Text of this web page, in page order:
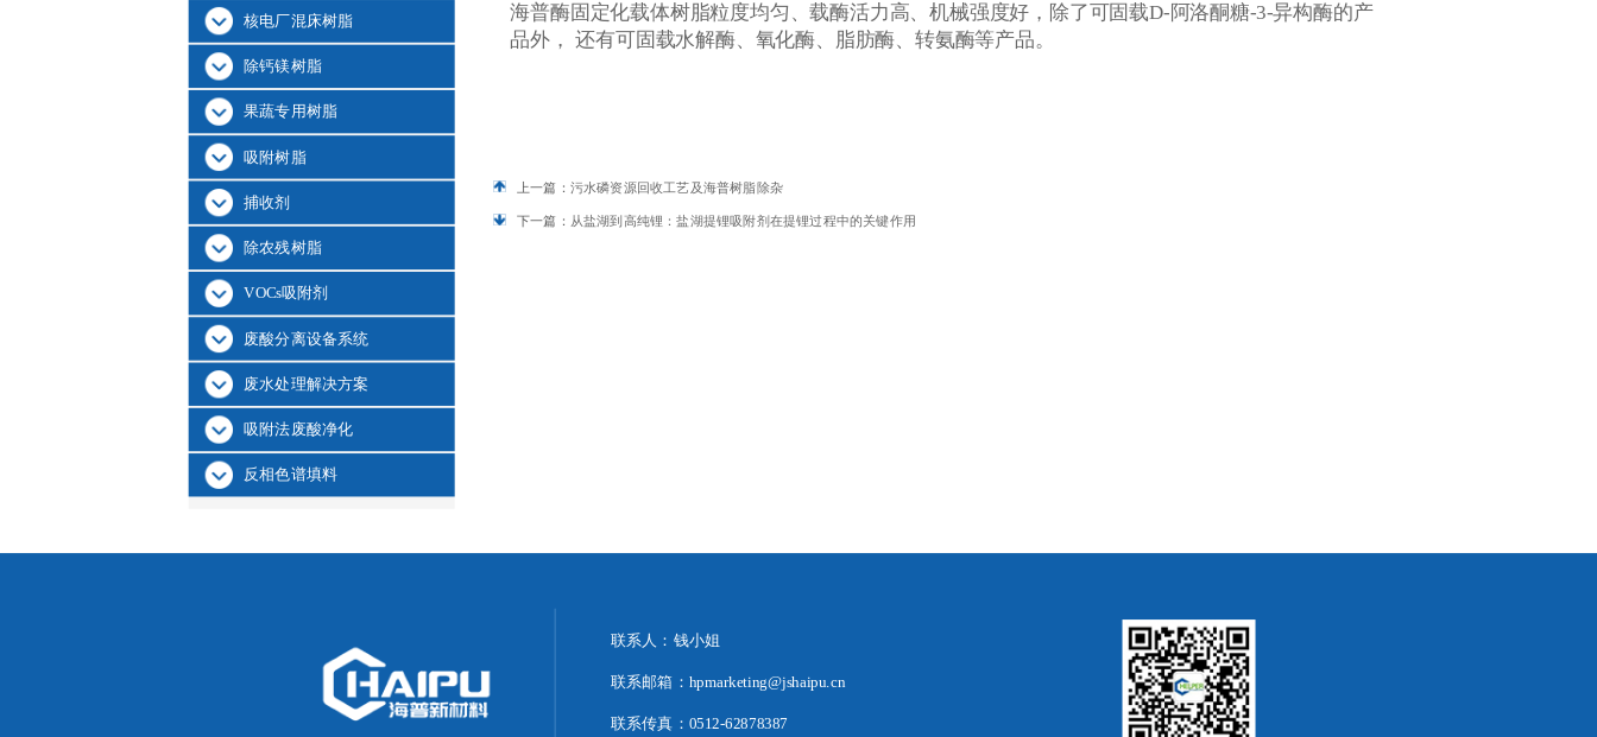
核电厂混床树脂
除钙镁树脂
果蔬专用树脂
吸附树脂
捕收剂
除农残树脂
VOCs吸附剂
废酸分离设备系统
废水处理解决方案
吸附法废酸净化
反相色谱填料
海普酶固定化载体树脂粒度均匀、载酶活力高、机械强度好，除了可固载D-阿洛酮糖-3-异构酶的产
品外， 还有可固载水解酶、氧化酶、脂肪酶、转氨酶等产品。
上一篇： 污水磷资源回收工艺及海普树脂除杂
下一篇： 从盐湖到高纯锂：盐湖提锂吸附剂在提锂过程中的关键作用
联系人：钱小姐
联系邮箱：hpmarketing@jshaipu.cn
联系传真：0512-62878387